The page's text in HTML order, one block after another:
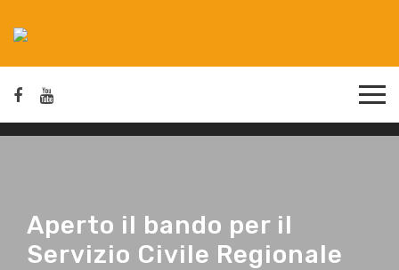
Aperto il bando per il
Servizio Civile Regionale